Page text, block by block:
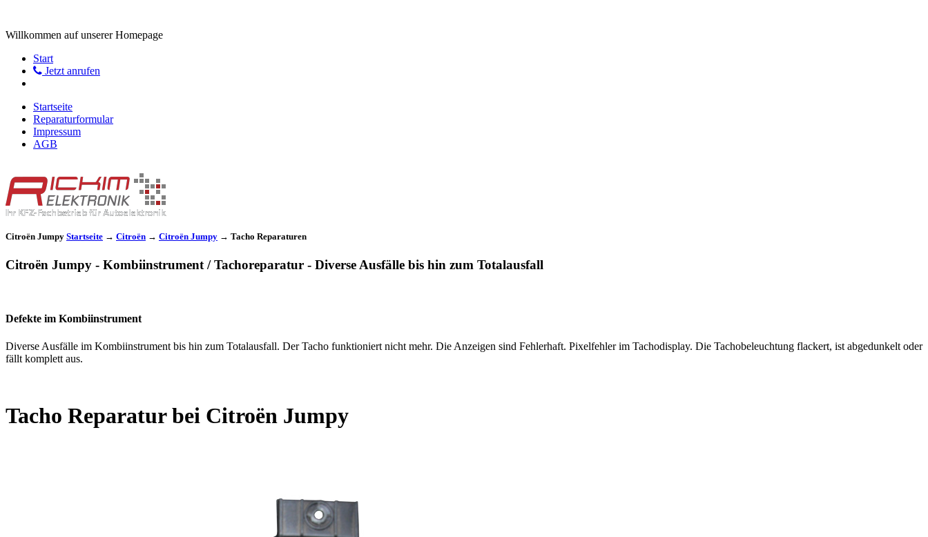
Willkommen auf unserer Homepage
Start
Jetzt anrufen
Startseite
Reparaturformular
Impressum
AGB
Citroën Jumpy Startseite → Citroën → Citroën Jumpy → Tacho Reparaturen
Citroën Jumpy - Kombiinstrument / Tachoreparatur - Diverse Ausfälle bis hin zum Totalausfall
Defekte im Kombiinstrument
Diverse Ausfälle im Kombiinstrument bis hin zum Totalausfall. Der Tacho funktioniert nicht mehr. Die Anzeigen sind Fehlerhaft. Pixelfehler im Tachodisplay. Die Tachobeleuchtung flackert, ist abgedunkelt oder
fällt komplett aus.
Tacho Reparatur bei Citroën Jumpy